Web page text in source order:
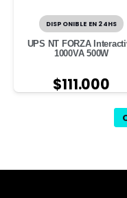
DISPONIBLE EN 24HS
UPS NT FORZA
1000VA 500W
$111.000